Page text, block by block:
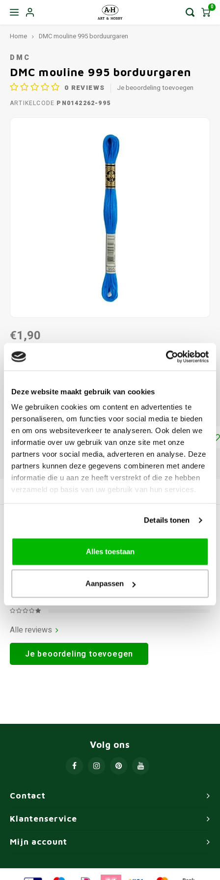
Deze website maakt gebruik van cookies
We gebruiken cookies om content en advertenties te
personaliseren, om functies voor social media te bieden
en om ons websiteverkeer te analyseren. Ook delen we
informatie over uw gebruik van onze site met onze
partners voor social media, adverteren en analyse. Deze
partners kunnen deze gegevens combineren met andere
informatie die u aan ze heeft verstrekt of die ze hebben
verzameld op basis van uw gebruik van hun services.
Details tonen
Alles toestaan
Aanpassen
0
Home DMC mouline 995 borduurgaren
DMC
DMC mouline 995 borduurgaren
0 REVIEWS Je beoordeling toevoegen
ARTIKELCODE PN0142262-995
€1,90
DIRECT LEVERBAAR
"DMC COLOUR VARIATIONS" OF "DMC LIGHT
EFFECTS " KOOPT, ONTVANG JE EEN KORTING VAN
100% OP HET LAAGSTGEPRIJSDE PRODUCT.
Toevoegen aan winkelwagen
DELEN:
Productomschrijving
Alle reviews
Je beoordeling toevoegen
Contact
Volg ons
Klantenservice
Mijn account